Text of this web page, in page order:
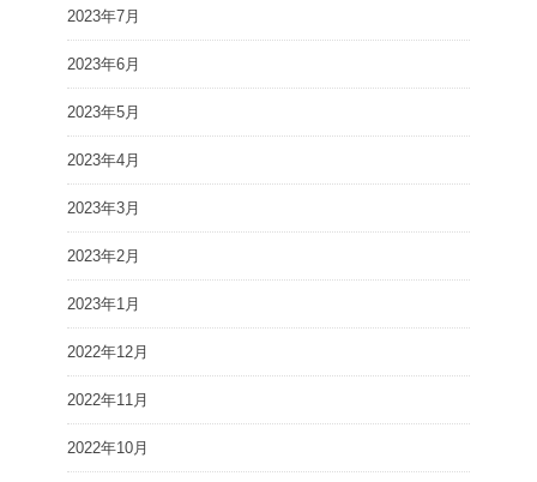
2023年7月
2023年6月
2023年5月
2023年4月
2023年3月
2023年2月
2023年1月
2022年12月
2022年11月
2022年10月